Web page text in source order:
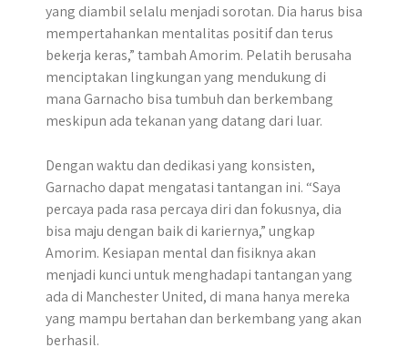
yang diambil selalu menjadi sorotan. Dia harus bisa
mempertahankan mentalitas positif dan terus
bekerja keras,” tambah Amorim. Pelatih berusaha
menciptakan lingkungan yang mendukung di
mana Garnacho bisa tumbuh dan berkembang
meskipun ada tekanan yang datang dari luar.
Dengan waktu dan dedikasi yang konsisten,
Garnacho dapat mengatasi tantangan ini. “Saya
percaya pada rasa percaya diri dan fokusnya, dia
bisa maju dengan baik di kariernya,” ungkap
Amorim. Kesiapan mental dan fisiknya akan
menjadi kunci untuk menghadapi tantangan yang
ada di Manchester United, di mana hanya mereka
yang mampu bertahan dan berkembang yang akan
berhasil.